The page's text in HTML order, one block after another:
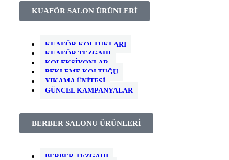
KUAFÖR SALON ÜRÜNLERİ
KUAFÖR KOLTUKLARI
KUAFÖR TEZGAHI
KOLEKSIYONLAR
BEKLEME KOLTUĞU
YIKAMA ÜNITESI
GÜNCEL KAMPANYALAR
BERBER SALONU ÜRÜNLERİ
BERBER TEZGAHI